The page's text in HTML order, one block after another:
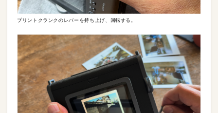
プリントクランクのレバーを持ち上げ、回転する。